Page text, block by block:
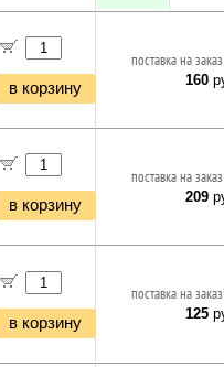
в корзину
поставка на
160
в корзину
поставка на
209
в корзину
поставка на
125